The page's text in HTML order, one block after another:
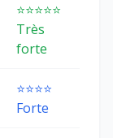
⭐⭐⭐⭐⭐
Très
forte
⭐⭐⭐⭐
Forte